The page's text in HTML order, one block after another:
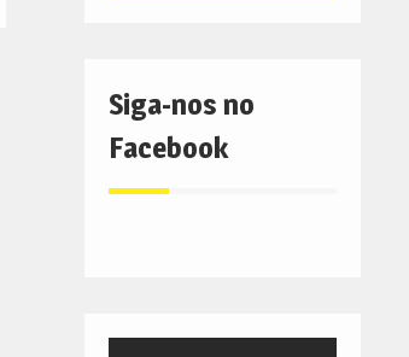
Siga-nos no
Facebook